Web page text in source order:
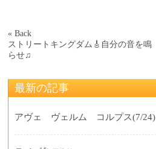
« Back
ストリートキングダム🎸自分の音を鳴
らせ♫
最新の記事
アヴェ ヴェルム コルプス(7/24)